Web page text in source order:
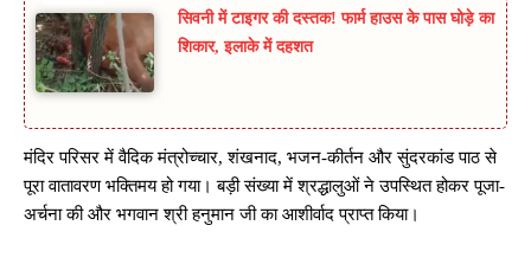
सिवनी में टाइगर की दस्तक! फार्म हाउस के पास घोड़े का
शिकार, इलाके में दहशत
मंदिर परिसर में वैदिक मंत्रोच्चार, शंखनाद, भजन-कीर्तन और सुंदरकांड पाठ से
पूरा वातावरण भक्तिमय हो गया। बड़ी संख्या में श्रद्धालुओं ने उपस्थित होकर पूजा-
अर्चना की और भगवान श्री हनुमान जी का आशीर्वाद प्राप्त किया।